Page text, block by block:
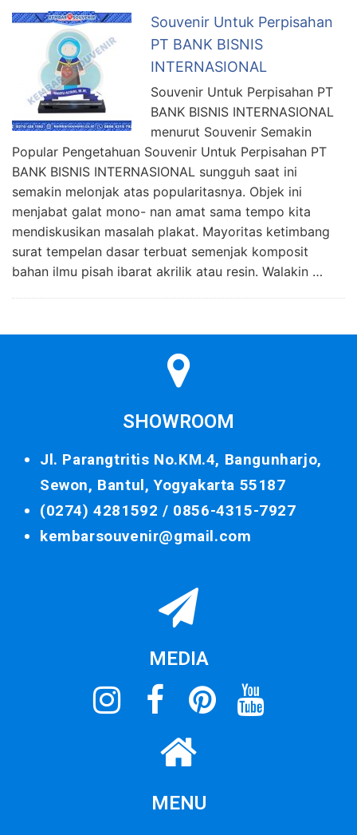
Souvenir Untuk Perpisahan
PT BANK BISNIS
INTERNASIONAL
Souvenir Untuk Perpisahan PT
BANK BISNIS INTERNASIONAL
menurut Souvenir Semakin
Popular Pengetahuan Souvenir Untuk Perpisahan PT
BANK BISNIS INTERNASIONAL sungguh saat ini
semakin melonjak atas popularitasnya. Objek ini
menjabat galat mono- nan amat sama tempo kita
mendiskusikan masalah plakat. Mayoritas ketimbang
surat tempelan dasar terbuat semenjak komposit
bahan ilmu pisah ibarat akrilik atau resin. Walakin …
SHOWROOM
Jl. Parangtritis No.KM.4, Bangunharjo,
Sewon, Bantul, Yogyakarta 55187
(0274) 4281592 / 0856-4315-7927
kembarsouvenir@gmail.com
MEDIA
MENU